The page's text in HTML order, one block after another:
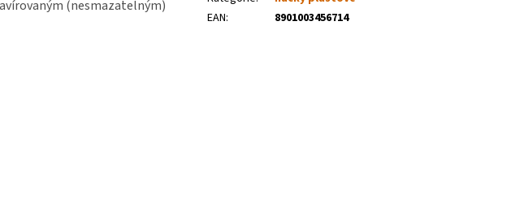
(nesmazatelným)
EAN: 8901003456714